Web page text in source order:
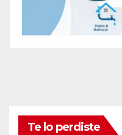
Te lo perdiste